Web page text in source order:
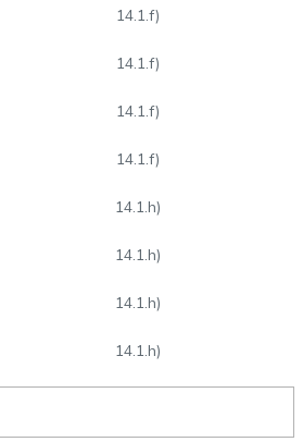
14.1.f)
14.1.f)
14.1.f)
14.1.f)
14.1.h)
14.1.h)
14.1.h)
14.1.h)